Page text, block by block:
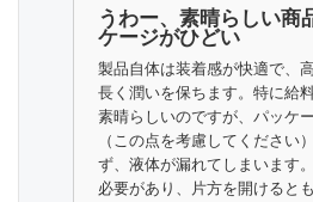
うわー、素晴らしい商
ケージがひどい
製品自体は装着感が快適で、
長く潤いを保ちます。特に給
素晴らしいのですが、パッケ
（この点を考慮してください
ず、液体が漏れてしまいます
必要があり、片方を開けると